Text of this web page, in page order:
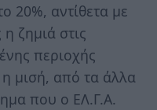
20%, αντίθετα με
ζημιά στις
περιοχής
η μισή, από τα άλλα
που ο ΕΛ.Γ.Α.